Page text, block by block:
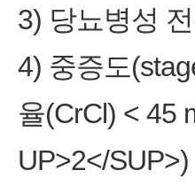
3) 당뇨병성
4) 중증도
율(CrCl) ˂ 45
UP>2˂/SUP>)